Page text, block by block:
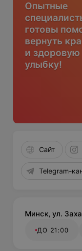
Опытные
готовы
вернуть
и здоровую
улыбку!
Сайт
Telegram-
Минск, ул.
ДО 21:00